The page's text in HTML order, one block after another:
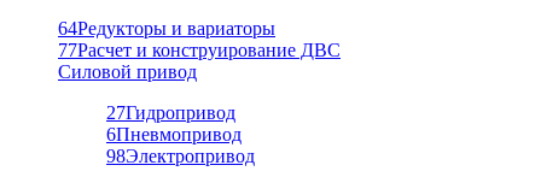
64Редукторы и вариаторы
77Расчет и конструирование ДВС
Силовой привод
27Гидропривод
6Пневмопривод
98Электропривод